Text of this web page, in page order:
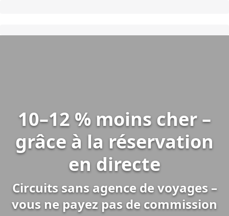
10–12 % moins cher –
grâce à la réservation
en directe
Circuits sans agence de voyages –
vous ne payez pas de commission